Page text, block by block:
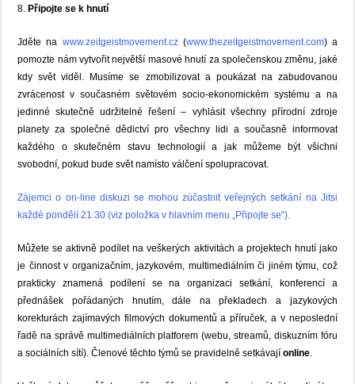
8. Připojte se k hnutí
Jděte na www.zeitgeistmovement.cz(www.thezeitgeistmovement.com) a
pomozte nám vytvořit největší masové hnutí za společenskou změnu, jaké
kdy svět viděl. Musíme se zmobilizovat a poukázat na zabudovanou
zvrácenost v současném světovém socio-ekonomickém systému a na
jedinné skutečně udržitelné řešení – vyhlásit všechny přírodní zdroje
planety za společné dědictví pro všechny lidi a současně informovat
každého o skutečném stavu technologií a jak můžeme být všichni
svobodní, pokud bude svět namísto válčení spolupracovat.
Zájemci o on-line diskuzi se mohou zúčastnit veřejných setkání na Jitsi
každé pondělí 21:30 (viz položka v hlavním menu „Připojte se“).
Můžete se aktivně podílet na veškerých aktivitách a projektech hnutí jako
je činnost v organizačním, jazykovém, multimediálním či jiném týmu, což
prakticky znamená podílení se na organizaci setkání, konferencí a
přednášek pořádaných hnutím, dále na překladech a jazykových
korekturách zajímavých filmových dokumentů a příruček, a v neposlední
řadě na správě multimediálních platforem (webu, streamů, diskuzním fóru
a sociálních sítí). Členové těchto týmů se pravidelně setkávajíonline.